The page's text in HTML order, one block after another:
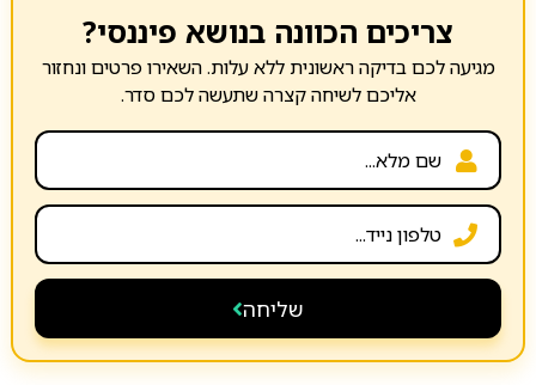
צריכים הכוונה בנושא פיננסי?
מגיעה לכם בדיקה ראשונית ללא עלות. השאירו פרטים ונחזור
אליכם לשיחה קצרה שתעשה לכם סדר.
שליחה